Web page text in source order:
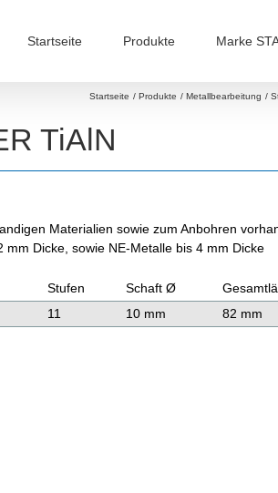
Startseite Produkte Marke
Startseite Produkte Metallbearbeitung
TiAlN
Materialien sowie zum Anbohren
Dicke, sowie NE-Metalle bis 4 mm Dicke
Stufen Schaft Ø
11 10 mm 82 mm